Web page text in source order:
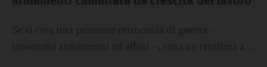
Se si crea una possente economia di guerra –
insomma armamenti ed affini –, cosa ne risulterà alla